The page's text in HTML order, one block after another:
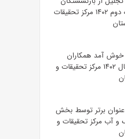
فرهیخته نیمه دوم ۱۴۰۲ مرکز تحقیقات
خوش آمد همکاران
استخدامی سال ۱۴۰۲ مرکز تحقیقات و
برتر توسط بخش
و آب مرکز تحقیقات و